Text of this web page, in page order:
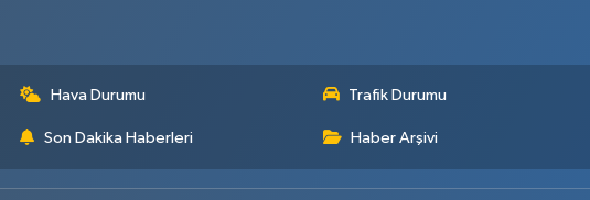
Hava Durumu Trafik Durumu
Son Dakika Haberleri Haber Arşivi